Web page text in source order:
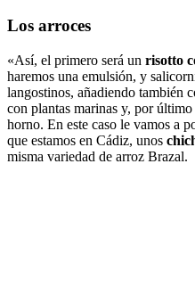
Los arroces
«Así, el primero será un risotto
haremos una emulsión, y
langostinos, añadiendo también
con plantas marinas y, por
horno. En este caso le vamos a
que estamos en Cádiz, unos
misma variedad de arroz Brazal.